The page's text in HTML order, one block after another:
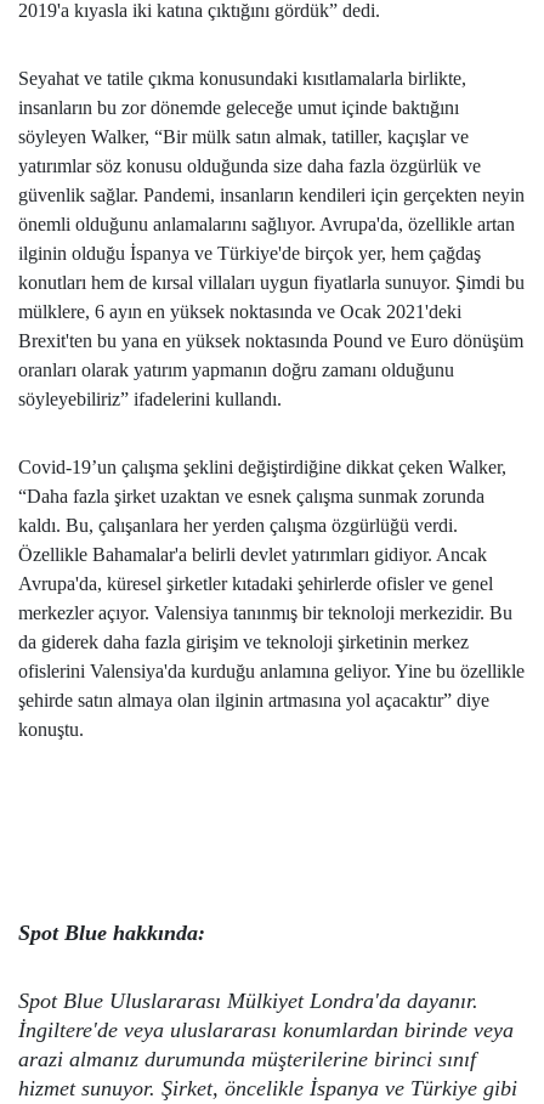
2019'a kıyasla iki katına çıktığını gördük” dedi.
Seyahat ve tatile çıkma konusundaki kısıtlamalarla birlikte,
insanların bu zor dönemde geleceğe umut içinde baktığını
söyleyen Walker, “Bir mülk satın almak, tatiller, kaçışlar ve
yatırımlar söz konusu olduğunda size daha fazla özgürlük ve
güvenlik sağlar. Pandemi, insanların kendileri için gerçekten neyin
önemli olduğunu anlamalarını sağlıyor. Avrupa'da, özellikle artan
ilginin olduğu İspanya ve Türkiye'de birçok yer, hem çağdaş
konutları hem de kırsal villaları uygun fiyatlarla sunuyor. Şimdi bu
mülklere, 6 ayın en yüksek noktasında ve Ocak 2021'deki
Brexit'ten bu yana en yüksek noktasında Pound ve Euro dönüşüm
oranları olarak yatırım yapmanın doğru zamanı olduğunu
söyleyebiliriz” ifadelerini kullandı.
Covid-19’un çalışma şeklini değiştirdiğine dikkat çeken Walker,
“Daha fazla şirket uzaktan ve esnek çalışma sunmak zorunda
kaldı. Bu, çalışanlara her yerden çalışma özgürlüğü verdi.
Özellikle Bahamalar'a belirli devlet yatırımları gidiyor. Ancak
Avrupa'da, küresel şirketler kıtadaki şehirlerde ofisler ve genel
merkezler açıyor. Valensiya tanınmış bir teknoloji merkezidir. Bu
da giderek daha fazla girişim ve teknoloji şirketinin merkez
ofislerini Valensiya'da kurduğu anlamına geliyor. Yine bu özellikle
şehirde satın almaya olan ilginin artmasına yol açacaktır” diye
konuştu.
Spot Blue hakkında:
Spot Blue Uluslararası MülkiyetLondra'da dayanır.
İngiltere'de veya uluslararası konumlardan birinde veya
arazi almanız durumunda müşterilerine birinci sınıf
hizmet sunuyor. Şirket, öncelikle İspanya ve Türkiye gibi